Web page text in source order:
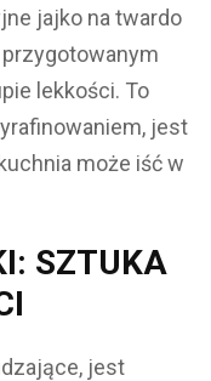
jajko na twardo
lekkości. To
jest
może iść w
SZTUKA
jest